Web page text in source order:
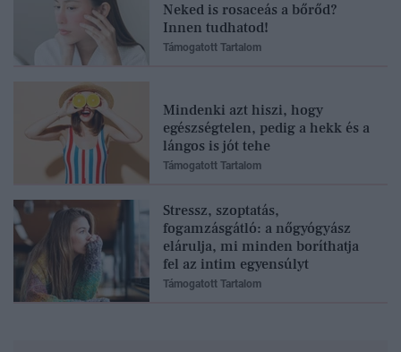
Neked is rosaceás a bőrőd?
Innen tudhatod!
Támogatott Tartalom
Mindenki azt hiszi, hogy
egészségtelen, pedig a hekk és a
lángos is jót tehe
Támogatott Tartalom
Stressz, szoptatás,
fogamzásgátló: a nőgyógyász
elárulja, mi minden boríthatja
fel az intim egyensúlyt
Támogatott Tartalom